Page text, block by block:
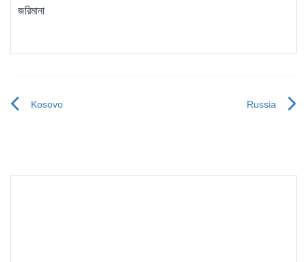
জরিমানা
Kosovo Russia